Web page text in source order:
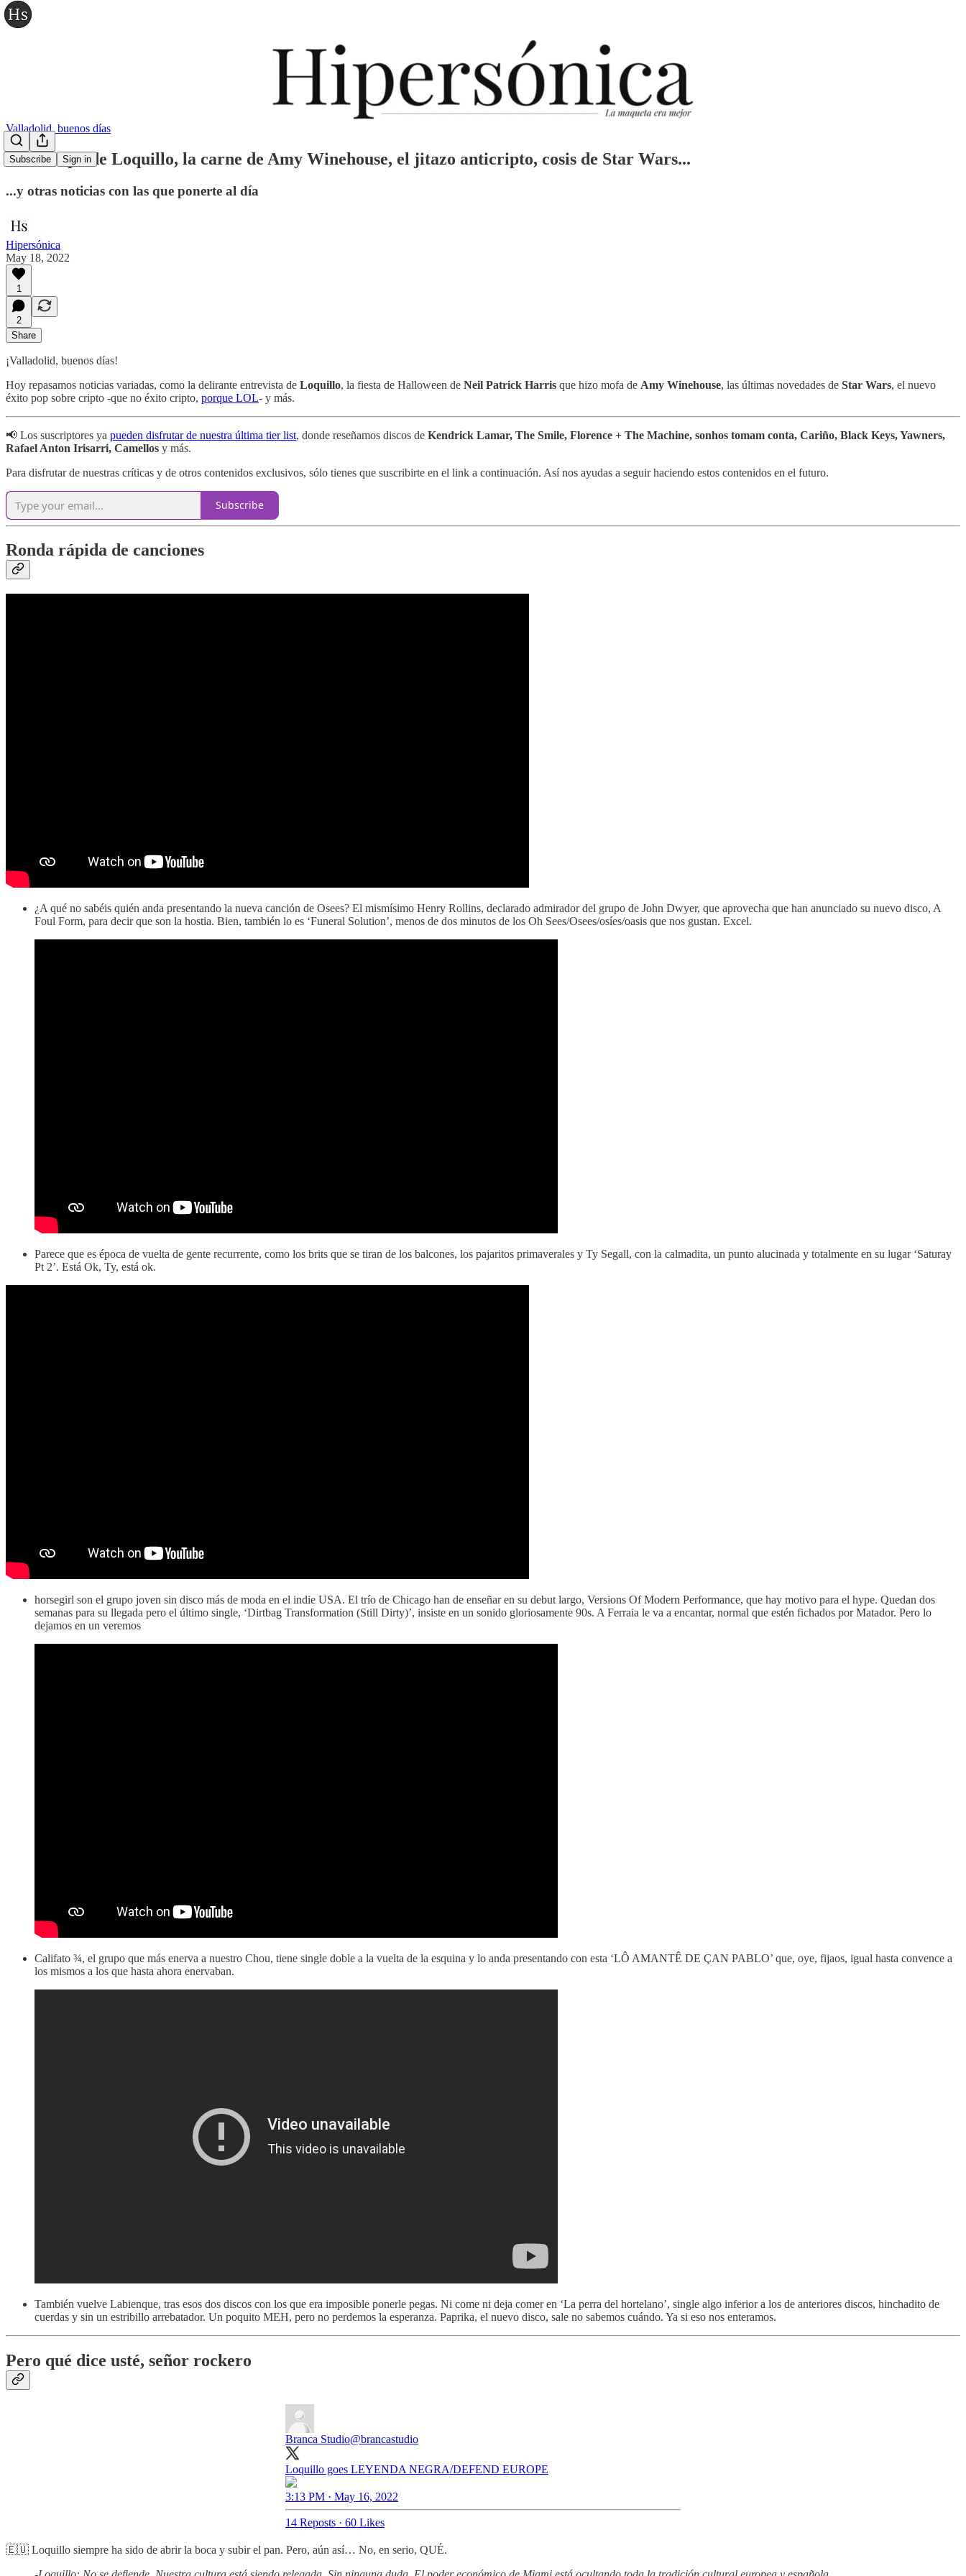
Subscribe Sign in
Valladolid, buenos días
La Europa de Loquillo, la carne de Amy Winehouse, el jitazo anticripto, cosis de Star Wars...
...y otras noticias con las que ponerte al día
Hipersónica
May 18, 2022
1
2
Share
¡Valladolid, buenos días!
Hoy repasamos noticias variadas, como la delirante entrevista de Loquillo, la fiesta de Halloween de Neil Patrick Harris que hizo mofa de Amy Winehouse, las últimas novedades de Star Wars, el nuevo
éxito pop sobre cripto -que no éxito cripto, porque LOL- y más.
📢 Los suscriptores ya pueden disfrutar de nuestra última tier list, donde reseñamos discos de Kendrick Lamar, The Smile, Florence + The Machine, sonhos tomam conta, Cariño, Black Keys, Yawners,
Rafael Anton Irisarri, Camellos y más.
Para disfrutar de nuestras críticas y de otros contenidos exclusivos, sólo tienes que suscribirte en el link a continuación. Así nos ayudas a seguir haciendo estos contenidos en el futuro.
Subscribe
Ronda rápida de canciones
¿A qué no sabéis quién anda presentando la nueva canción de Osees? El mismísimo Henry Rollins, declarado admirador del grupo de John Dwyer, que aprovecha que han anunciado su nuevo disco, A
Foul Form, para decir que son la hostia. Bien, también lo es ‘Funeral Solution’, menos de dos minutos de los Oh Sees/Osees/osíes/oasis que nos gustan. Excel.
Parece que es época de vuelta de gente recurrente, como los brits que se tiran de los balcones, los pajaritos primaverales y Ty Segall, con la calmadita, un punto alucinada y totalmente en su lugar ‘Saturay
Pt 2’. Está Ok, Ty, está ok.
horsegirl son el grupo joven sin disco más de moda en el indie USA. El trío de Chicago han de enseñar en su debut largo, Versions Of Modern Performance, que hay motivo para el hype. Quedan dos
semanas para su llegada pero el último single, ‘Dirtbag Transformation (Still Dirty)’, insiste en un sonido gloriosamente 90s. A Ferraia le va a encantar, normal que estén fichados por Matador. Pero lo
dejamos en un veremos
Califato ¾, el grupo que más enerva a nuestro Chou, tiene single doble a la vuelta de la esquina y lo anda presentando con esta ‘LÔ AMANTÊ DE ÇAN PABLO’ que, oye, fijaos, igual hasta convence a
los mismos a los que hasta ahora enervaban.
También vuelve Labienque, tras esos dos discos con los que era imposible ponerle pegas. Ni come ni deja comer en ‘La perra del hortelano’, single algo inferior a los de anteriores discos, hinchadito de
cuerdas y sin un estribillo arrebatador. Un poquito MEH, pero no perdemos la esperanza. Paprika, el nuevo disco, sale no sabemos cuándo. Ya si eso nos enteramos.
Pero qué dice usté, señor rockero
Branca Studio@brancastudio
Loquillo goes LEYENDA NEGRA/DEFEND EUROPE
3:13 PM · May 16, 2022
14 Reposts · 60 Likes
🇪🇺 Loquillo siempre ha sido de abrir la boca y subir el pan. Pero, aún así… No, en serio, QUÉ.